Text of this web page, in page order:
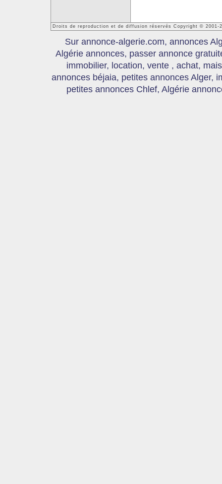
Droits de reproduction et de diffusion réservés Copyright © 2001-
Sur annonce-algerie.com, annonces
Algérie annonces, passer annonce
immobilier, location, vente , achat,
annonces béjaia, petites annonces Alger,
petites annonces Chlef, Algérie